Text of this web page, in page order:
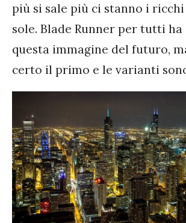
più si sale più ci stanno i ricchi
sole. Blade Runner per tutti
questa immagine del futuro,
certo il primo e le varianti